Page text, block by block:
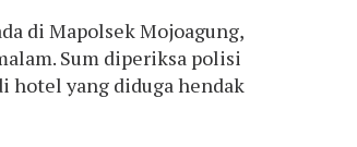
di Mapolsek Mojoagung,
Sum diperiksa polisi
hotel yang diduga hendak